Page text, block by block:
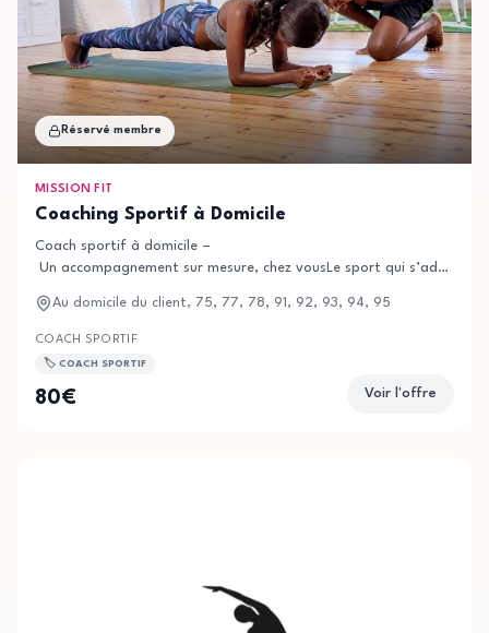
Réservé membre
MISSION FIT
Coaching Sportif à Domicile
Coach sportif à domicile –
Un accompagnement sur mesure, chez vousLe sport qui
🏠 Coaching directement à domicile⏰ Horaires flexibles
💪 Motivation et régularité📈 Résultats durables
🎓 Coachs diplômés d’État
👉 Contactez-
Au domicile du client, 75, 77, 78, 91, 92, 93, 94, 95
COACH SPORTIF
🏷️ COACH SPORTIF
80€ Voir l'offre